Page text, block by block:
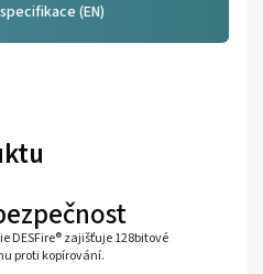
(EN)
DESFire® zajišťuje 128bitové
proti kopírování.